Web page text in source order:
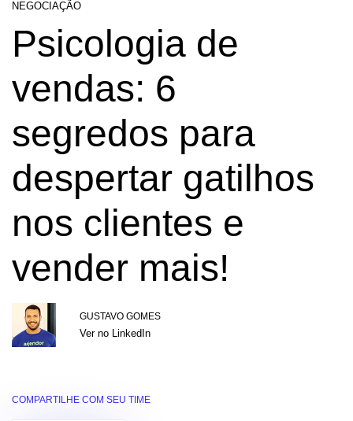
NEGOCIAÇÃO
Psicologia de
vendas: 6
segredos para
despertar gatilhos
nos clientes e
vender mais!
GUSTAVO GOMES
Ver no LinkedIn
COMPARTILHE COM SEU TIME